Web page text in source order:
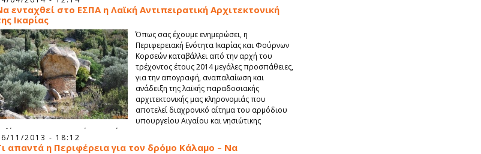
στην πορεία υλοποίησης ορισμένων έργων.
ενταχθεί στο ΕΣΠΑ η Λαϊκή Αντιπειρατική Αρχιτεκτονική
Ικαρίας
Όπως σας έχουμε ενημερώσει, η
Περιφερειακή Ενότητα Ικαρίας και Φούρνων
Κορσεών καταβάλλει από την αρχή του
τρέχοντος έτους 2014 μεγάλες προσπάθειες,
για την απογραφή, αναπαλαίωση και
ανάδειξη της λαϊκής παραδοσιακής
αρχιτεκτονικής μας κληρονομιάς που
αποτελεί διαχρονικό αίτημα του αρμόδιου
υπουργείου Αιγαίου και νησιώτικης
πολίτικης και της Ικαριακής κοινωνίας.
11/2013 - 18:12
απαντά η Περιφέρεια για τον δρόμο Κάλαμο – Να